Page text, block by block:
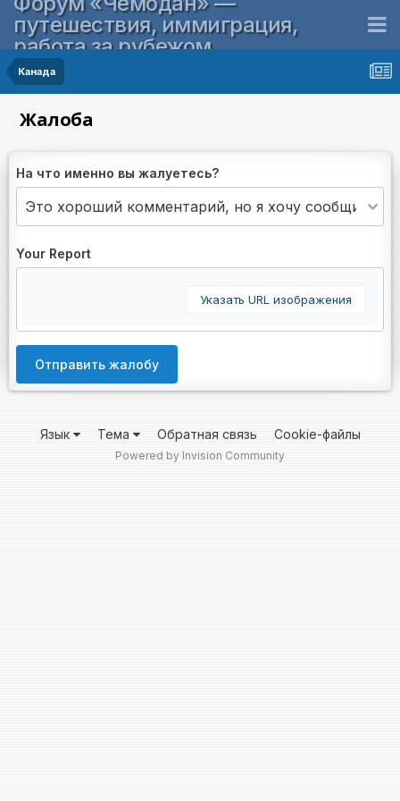
путешествия, иммиграция,
работа за рубежом
Канада
Жалоба
На что именно вы жалуетесь?
Your Report
Указать URL изображения
Отправить жалобу
Язык Тема Обратная связь Cookie-файлы
Powered by Invision Community